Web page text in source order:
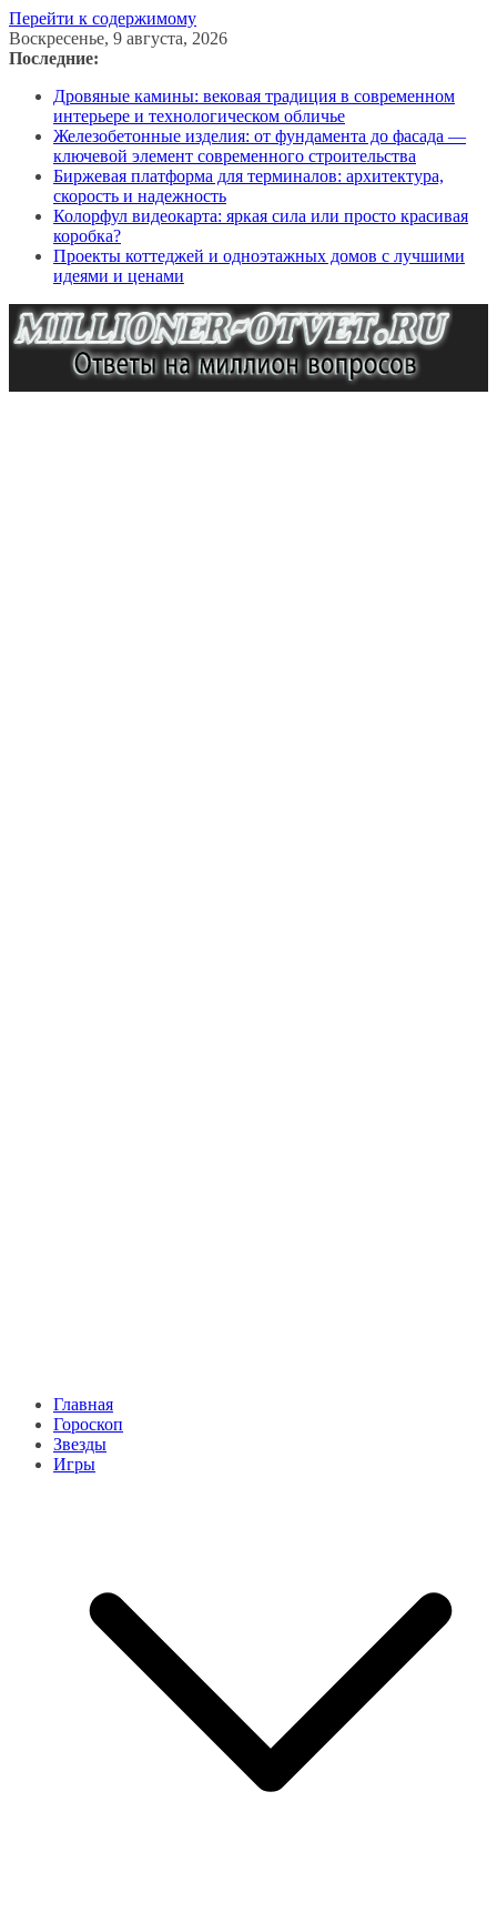
Перейти к содержимому
Воскресенье, 9 августа, 2026
Последние:
Дровяные камины: вековая традиция в современном
интерьере и технологическом обличье
Железобетонные изделия: от фундамента до фасада —
ключевой элемент современного строительства
Биржевая платформа для терминалов: архитектура,
скорость и надежность
Колорфул видеокарта: яркая сила или просто красивая
коробка?
Проекты коттеджей и одноэтажных домов с лучшими
идеями и ценами
Главная
Гороскоп
Звезды
Игры